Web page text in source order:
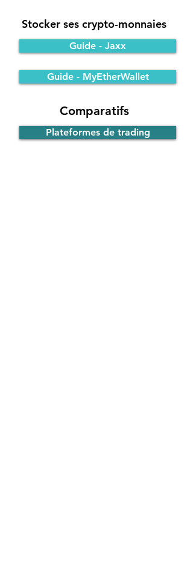
Stocker ses crypto-monnaies
Comparatifs
Plateformes de trading
Guide - MyEtherWallet
Guide - Jaxx